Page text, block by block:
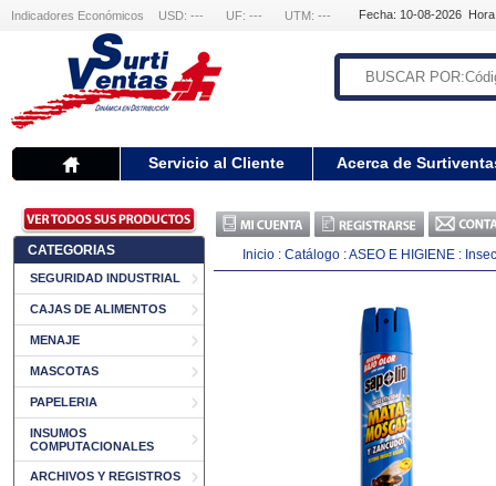
Indicadores Económicos USD: --- UF: --- UTM: --- Fecha: 10-08-2026
Servicio al Cliente Acerca de
CATEGORIAS
SEGURIDAD INDUSTRIAL
CAJAS DE ALIMENTOS
MENAJE
MASCOTAS
PAPELERIA
INSUMOS
COMPUTACIONALES
ARCHIVOS Y REGISTROS
Inicio : Catálogo :ASEO E HIGIENE :